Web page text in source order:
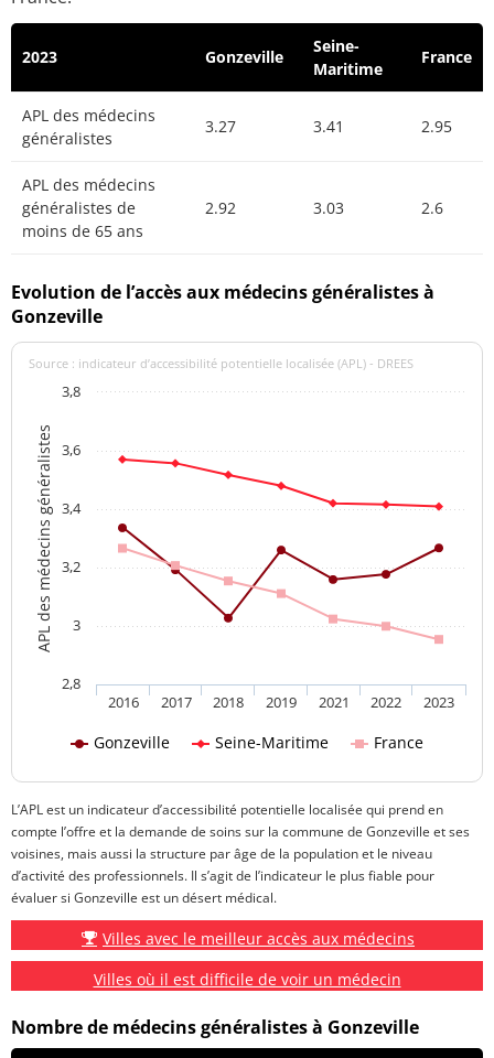
2023 Gonzeville
Seine-
Maritime
France
APL des médecins
généralistes
3.27 3.41 2.95
APL des médecins
généralistes de
moins de 65 ans
2.92 3.03 2.6
Evolution de l’accès aux médecins généralistes à
Gonzeville
APL des médecins généralistes
Source : indicateur d’accessibilité potentielle localisée (APL) - DREES
Gonzeville Seine-Maritime France
2016 2017 2018 2019 2021 2022 2023
2,8
3
3,2
3,4
3,6
3,8
L’APL est un indicateur d’accessibilité potentielle localisée qui prend en
compte l’offre et la demande de soins sur la commune de Gonzeville et ses
voisines, mais aussi la structure par âge de la population et le niveau
d’activité des professionnels. Il s’agit de l’indicateur le plus fiable pour
évaluer si Gonzeville est un désert médical.
Villes avec le meilleur accès aux médecins
Villes où il est difficile de voir un médecin
Nombre de médecins généralistes à Gonzeville